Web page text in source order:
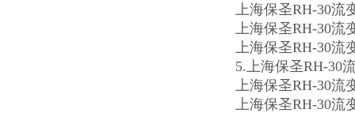
上海保圣RH-30流
上海保圣RH-30流
上海保圣RH-30流
5.上海保圣RH-30
上海保圣RH-30流
上海保圣RH-30流